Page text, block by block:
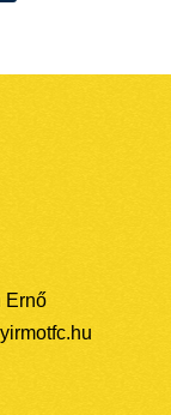
Ernő